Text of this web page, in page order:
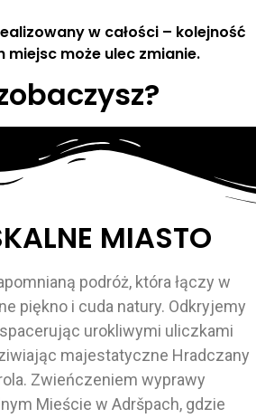
w całości – kolejność
miejsc może ulec zmianie.
MIASTO
podróż, która łączy w
piękno i cuda natury. Odkryjemy
spacerując urokliwymi uliczkami
majestatyczne Hradczany
Zwieńczeniem wyprawy
Mieście w Adršpach, gdzie